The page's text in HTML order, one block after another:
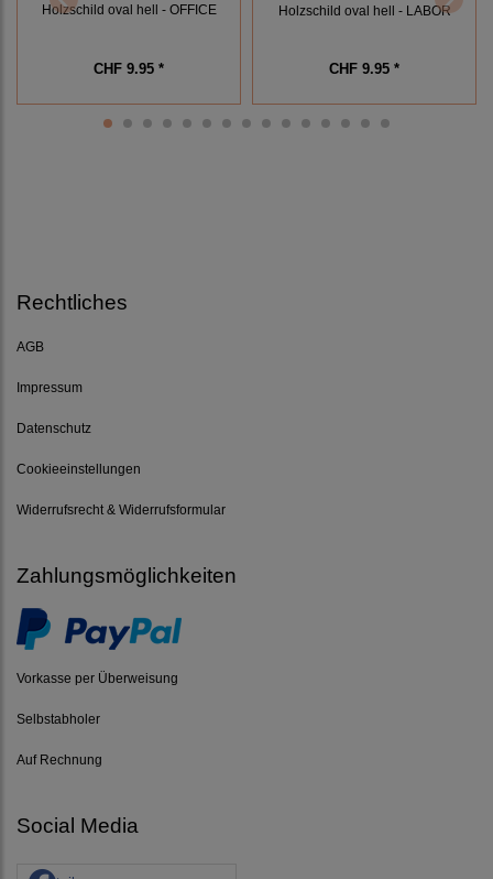
Holzschild oval hell - OFFICE
CHF 9.95 *
Holzschild oval hell - LABOR
CHF 9.95 *
Rechtliches
AGB
Impressum
Datenschutz
Cookieeinstellungen
Widerrufsrecht & Widerrufsformular
Zahlungsmöglichkeiten
Vorkasse per Überweisung
Selbstabholer
Auf Rechnung
Social Media